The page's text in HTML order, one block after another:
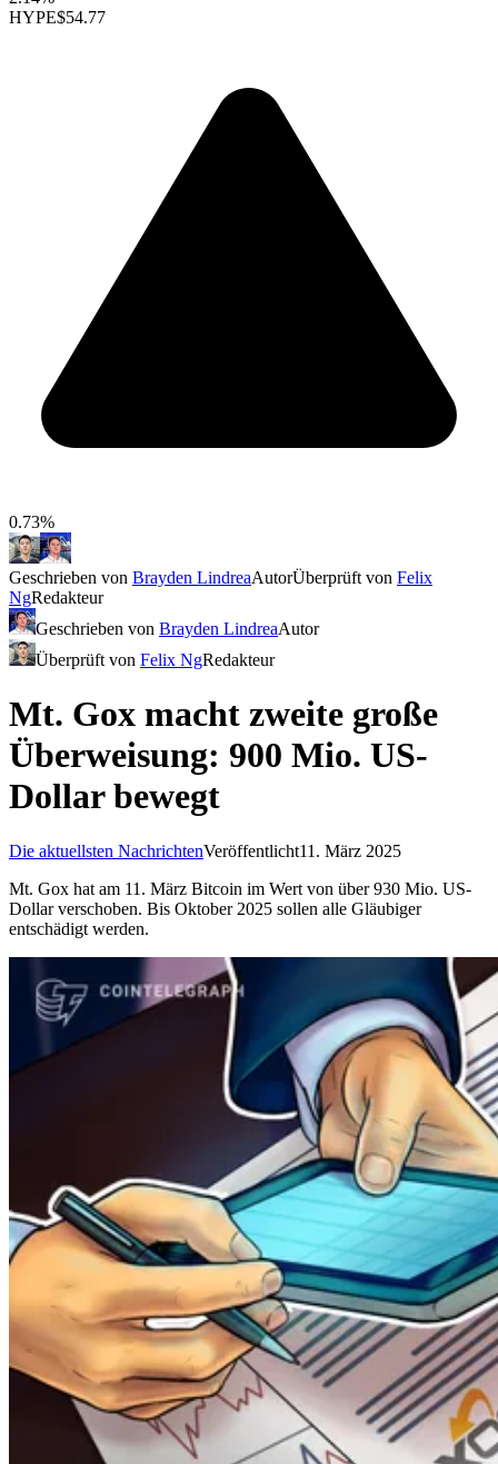
HYPE$54.77
0.73%
Geschrieben von Brayden LindreaAutorÜberprüft von Felix
NgRedakteur
Geschrieben von Brayden LindreaAutor
Überprüft von Felix NgRedakteur
Mt. Gox macht zweite große
Überweisung: 900 Mio. US-
Dollar bewegt
Die aktuellsten NachrichtenVeröffentlicht11. März 2025
Mt. Gox hat am 11. März Bitcoin im Wert von über 930 Mio. US-
Dollar verschoben. Bis Oktober 2025 sollen alle Gläubiger
entschädigt werden.